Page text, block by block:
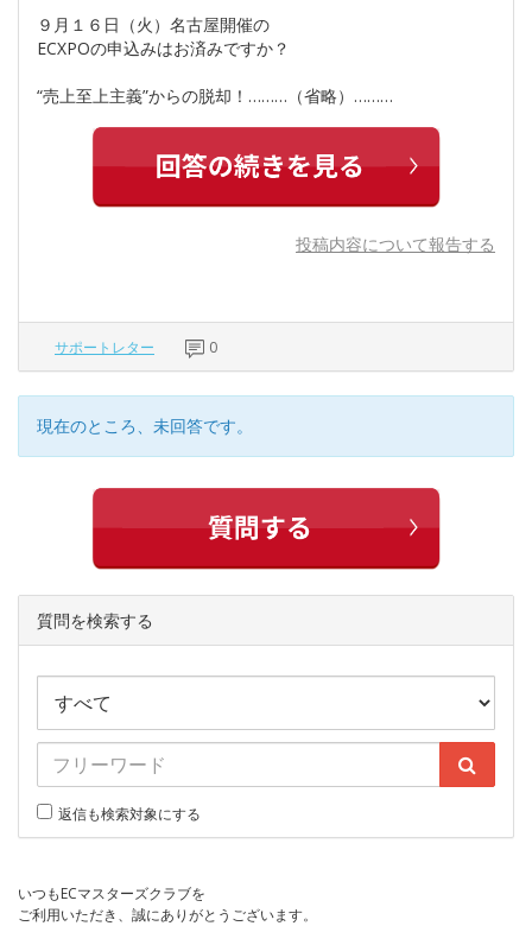
９月１６日（火）名古屋開催の
ECXPOの申込みはお済みですか？
“売上至上主義”からの脱却！………（省略）………
投稿内容について報告する
サポートレター 0
現在のところ、未回答です。
質問を検索する
返信も検索対象にする
いつもECマスターズクラブを
ご利用いただき、誠にありがとうございます。